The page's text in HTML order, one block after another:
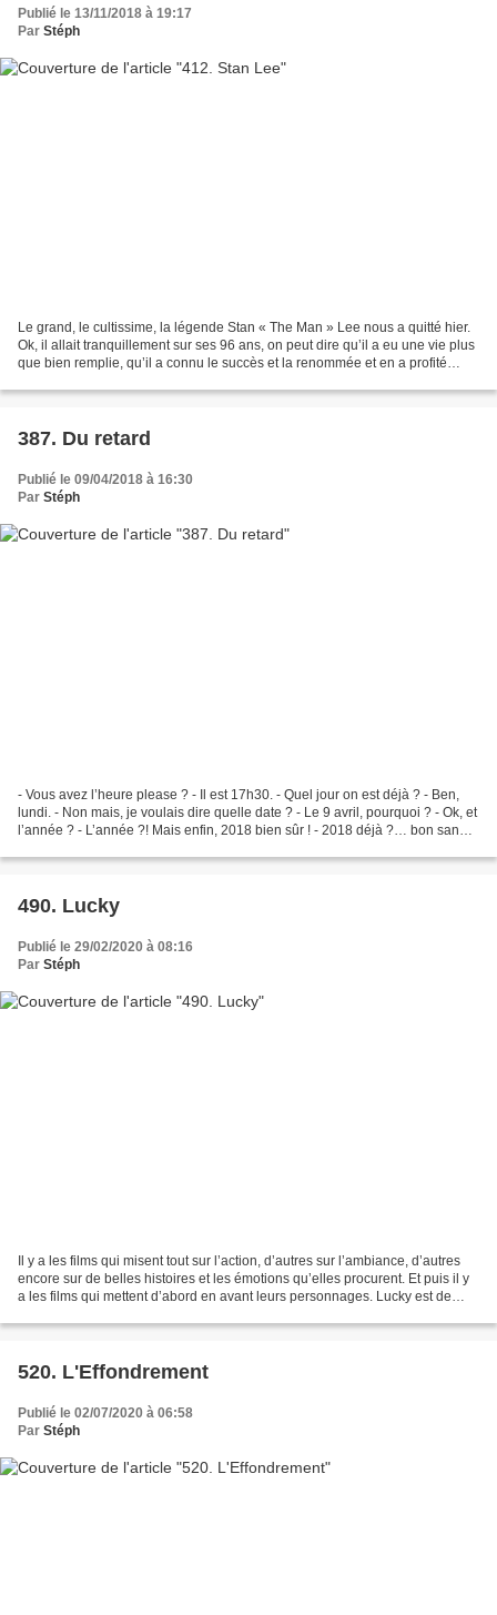
Publié le 13/11/2018 à 19:17
Par Stéph
Le grand, le cultissime, la légende Stan « The Man » Lee nous a quitté hier.
Ok, il allait tranquillement sur ses 96 ans, on peut dire qu’il a eu une vie plus
que bien remplie, qu’il a connu le succès et la renommée et en a profité
387. Du retard
Publié le 09/04/2018 à 16:30
Par Stéph
- Vous avez l’heure please ? - Il est 17h30. - Quel jour on est déjà ? - Ben,
lundi. - Non mais, je voulais dire quelle date ? - Le 9 avril, pourquoi ? - Ok, et
l’année ? - L’année ?! Mais enfin, 2018 bien sûr ! - 2018 déjà ?… bon sang,
490. Lucky
Publié le 29/02/2020 à 08:16
Par Stéph
Il y a les films qui misent tout sur l’action, d’autres sur l’ambiance, d’autres
encore sur de belles histoires et les émotions qu’elles procurent. Et puis il y
a les films qui mettent d’abord en avant leurs personnages. Lucky est de
520. L'Effondrement
Publié le 02/07/2020 à 06:58
Par Stéph